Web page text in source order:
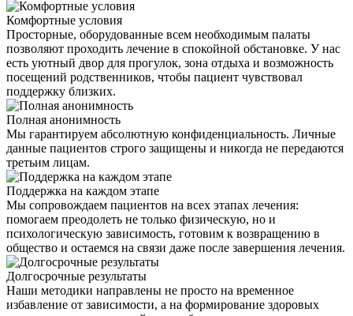
Комфортные условия
Просторные, оборудованные всем необходимым палаты
позволяют проходить лечение в спокойной обстановке. У нас
есть уютный двор для прогулок, зона отдыха и возможность
посещений родственников, чтобы пациент чувствовал
поддержку близких.
Полная анонимность
Мы гарантируем абсолютную конфиденциальность. Личные
данные пациентов строго защищены и никогда не передаются
третьим лицам.
Поддержка на каждом этапе
Мы сопровождаем пациентов на всех этапах лечения:
помогаем преодолеть не только физическую, но и
психологическую зависимость, готовим к возвращению в
общество и остаемся на связи даже после завершения лечения.
Долгосрочные результаты
Наши методики направлены не просто на временное
избавление от зависимости, а на формирование здоровых